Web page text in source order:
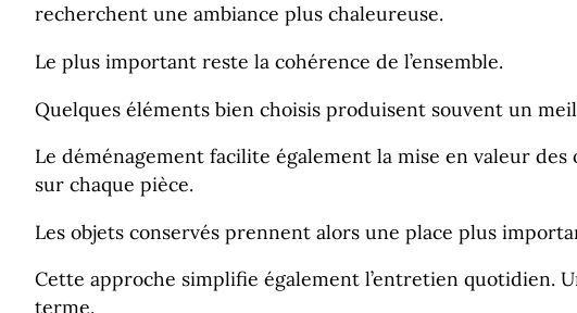
recherchent une ambiance plus chaleureuse.
Le plus important reste la cohérence de l’ensemble.
Quelques éléments bien choisis produisent souvent un
Le déménagement facilite également la mise en valeur
sur chaque pièce.
Les objets conservés prennent alors une place plus
Cette approche simplifie également l’entretien quotidien.
terme.